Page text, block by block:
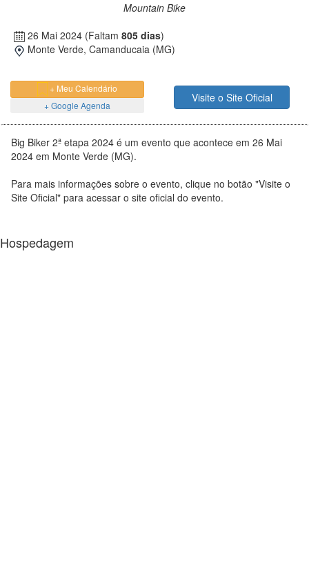
Mountain Bike
26 Mai 2024 (Faltam 805 dias)
Monte Verde, Camanducaia (MG)
+ Meu Calendário
+ Google Agenda
Visite o Site Oficial
Big Biker 2ª etapa 2024 é um evento que acontece em 26 Mai
2024 em Monte Verde (MG).
Para mais informações sobre o evento, clique no botão "Visite o
Site Oficial" para acessar o site oficial do evento.
Hospedagem